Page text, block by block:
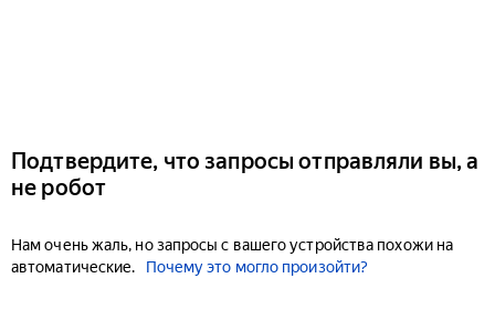
Подтвердите, что запросы отправляли вы, а
не робот
Нам очень жаль, но запросы с вашего устройства похожи на
автоматические.
Почему это могло произойти?